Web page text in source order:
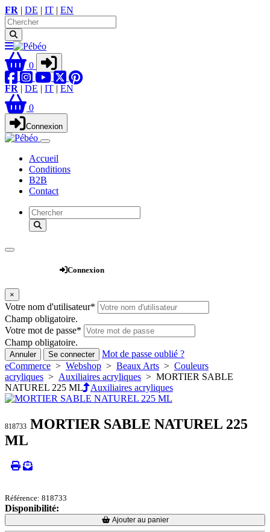
FR | DE | IT | EN
0
FR | DE | IT | EN
0
Connexion
Accueil
Conditions
B2B
Contact
Connexion
×
Votre nom d'utilisateur*
Champ obligatoire.
Votre mot de passe*
Champ obligatoire.
Annuler Se connecter
Mot de passe oublié ?
eCommerce > Webshop > Beaux Arts > Couleurs
acryliques > Auxiliaires acryliques > MORTIER SABLE
NATUREL 225 ML
Auxiliaires acryliques
818733 MORTIER SABLE NATUREL 225
ML
Référence: 818733
Disponibilité:
Loading...
Loading... Ajouter au panier